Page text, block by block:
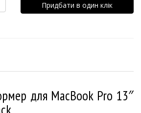
Придбати в один клік
для MacBook Pro 13″